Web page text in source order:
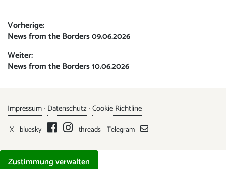
Beitrags-
Navigation
Vorherige:
Vorheriger
News from the Borders 09.06.2026
Weiter:
Nächster
News from the Borders 10.06.2026
Impressum· Datenschutz · Cookie Richtline
X bluesky threads Telegram
Zustimmung verwalten